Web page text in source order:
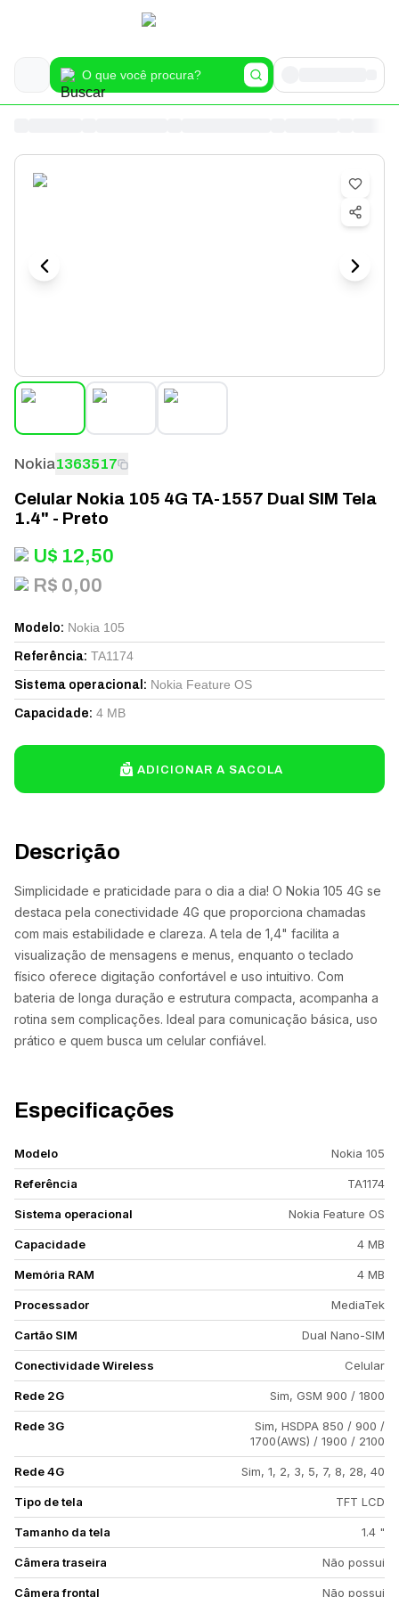
Descrição
Simplicidade e praticidade para o dia a dia! O Nokia 105 4G se
destaca pela conectividade 4G que proporciona chamadas
com mais estabilidade e clareza. A tela de 1,4" facilita a
visualização de mensagens e menus, enquanto o teclado
físico oferece digitação confortável e uso intuitivo. Com
bateria de longa duração e estrutura compacta, acompanha a
rotina sem complicações. Ideal para comunicação básica, uso
prático e quem busca um celular confiável.
Especificações
Modelo Nokia 105
Referência TA1174
Sistema operacional Nokia Feature OS
Capacidade 4 MB
Memória RAM 4 MB
Processador MediaTek
Cartão SIM Dual Nano-SIM
Conectividade Wireless Celular
Rede 2G Sim, GSM 900 / 1800
Rede 3G
Sim, HSDPA 850 / 900 /
1700(AWS) / 1900 / 2100
Rede 4G Sim, 1, 2, 3, 5, 7, 8, 28, 40
Tipo de tela TFT LCD
Tamanho da tela 1.4 "
Câmera traseira Não possui
Câmera frontal Não possui
Nokia1363517
Celular Nokia 105 4G TA-1557 Dual SIM Tela
1.4" - Preto
U$ 12,50
R$ 0,00
Modelo: Nokia 105
Referência: TA1174
Sistema operacional : Nokia Feature OS
Capacidade: 4 MB
ADICIONAR A SACOLA